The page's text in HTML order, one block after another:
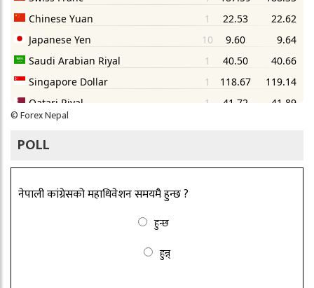
©Forex Nepal
POLL
नेपाली कांग्रेसको महाधिवेशन समयमै हुन्छ ?
हुन्छ
हुन्न्